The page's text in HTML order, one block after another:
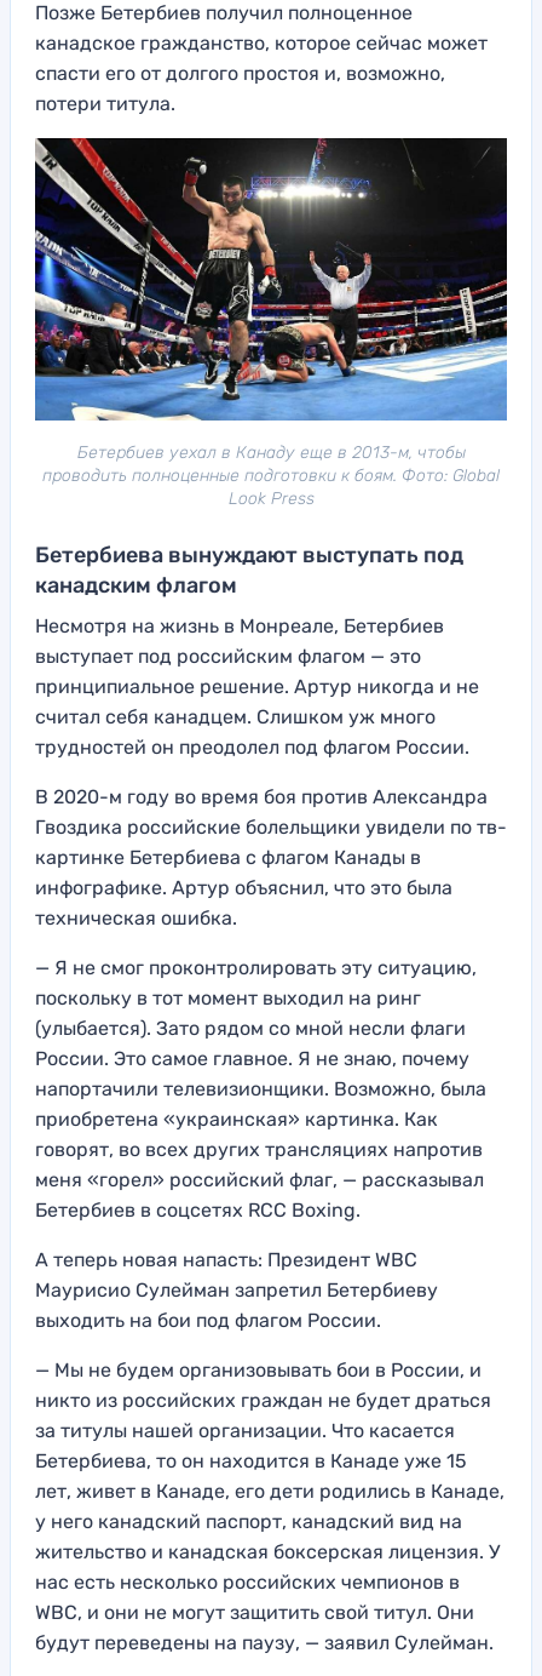
Позже Бетербиев получил полноценное
канадское гражданство, которое сейчас может
спасти его от долгого простоя и, возможно,
потери титула.
Бетербиев уехал в Канаду еще в 2013-м, чтобы
проводить полноценные подготовки к боям. Фото: Global
Look Press
Бетербиева вынуждают выступать под
канадским флагом
Несмотря на жизнь в Монреале, Бетербиев
выступает под российским флагом — это
принципиальное решение. Артур никогда и не
считал себя канадцем. Слишком уж много
трудностей он преодолел под флагом России.
В 2020-м году во время боя против Александра
Гвоздика российские болельщики увидели по тв-
картинке Бетербиева с флагом Канады в
инфографике. Артур объяснил, что это была
техническая ошибка.
— Я не смог проконтролировать эту ситуацию,
поскольку в тот момент выходил на ринг
(улыбается). Зато рядом со мной несли флаги
России. Это самое главное. Я не знаю, почему
напортачили телевизионщики. Возможно, была
приобретена «украинская» картинка. Как
говорят, во всех других трансляциях напротив
меня «горел» российский флаг, — рассказывал
Бетербиев в соцсетях RCC Boxing.
А теперь новая напасть: Президент WBC
Маурисио Сулейман запретил Бетербиеву
выходить на бои под флагом России.
— Мы не будем организовывать бои в России, и
никто из российских граждан не будет драться
за титулы нашей организации. Что касается
Бетербиева, то он находится в Канаде уже 15
лет, живет в Канаде, его дети родились в Канаде,
у него канадский паспорт, канадский вид на
жительство и канадская боксерская лицензия. У
нас есть несколько российских чемпионов в
WBC, и они не могут защитить свой титул. Они
будут переведены на паузу, — заявил Сулейман.